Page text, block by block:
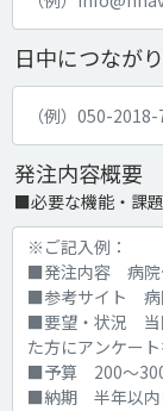
日中につなが
発注内容概要
■必要な機能・課